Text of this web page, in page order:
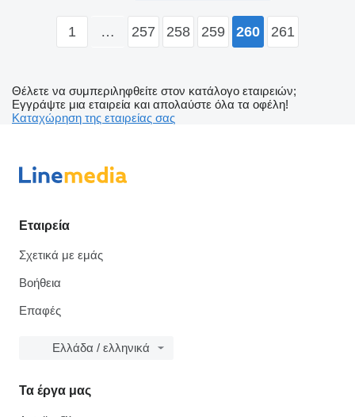
1 … 257 258 259 260 261
Θέλετε να συμπεριληφθείτε στον κατάλογο εταιρειών;
Εγγράψτε μια εταιρεία και απολαύστε όλα τα οφέλη!
Καταχώρηση της εταιρείας σας
Εταιρεία
Σχετικά με εμάς
Βοήθεια
Επαφές
Ελλάδα / ελληνικά
Τα έργα μας